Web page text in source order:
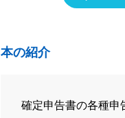
本の紹介
確定申告書の各種申